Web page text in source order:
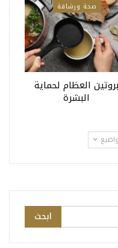
صحة ورشاقة
بروتين العظام لحماية
البشرة